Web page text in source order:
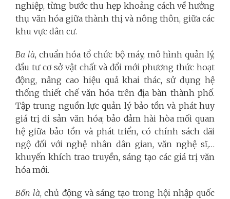
nghiệp, từng bước thu hẹp khoảng cách về hưởng
thụ văn hóa giữa thành thị và nông thôn, giữa các
khu vực dân cư.
Ba là, chuẩn hóa tổ chức bộ máy, mô hình quản lý,
đầu tư cơ sở vật chất và đổi mới phương thức hoạt
động, nâng cao hiệu quả khai thác, sử dụng hệ
thống thiết chế văn hóa trên địa bàn thành phố.
Tập trung nguồn lực quản lý bảo tồn và phát huy
giá trị di sản văn hóa; bảo đảm hài hòa mối quan
hệ giữa bảo tồn và phát triển, có chính sách đãi
ngộ đối với nghệ nhân dân gian, văn nghệ sĩ,…
khuyến khích trao truyền, sáng tạo các giá trị văn
hóa mới.
Bốn là, chủ động và sáng tạo trong hội nhập quốc